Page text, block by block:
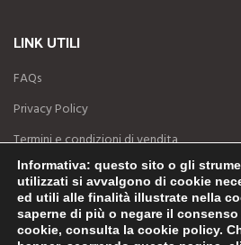
LINK UTILI
FAQs
Privacy Policy
Termini e condizioni di vendita
Diritto di recesso
Preventivo
Tracking ordine
Informativa: questo sito o gli
utilizzati si avvalgono di cookie
ed utili alle finalità illustrate nella
saperne di più o negare il
cookie, consulta la cookie policy.